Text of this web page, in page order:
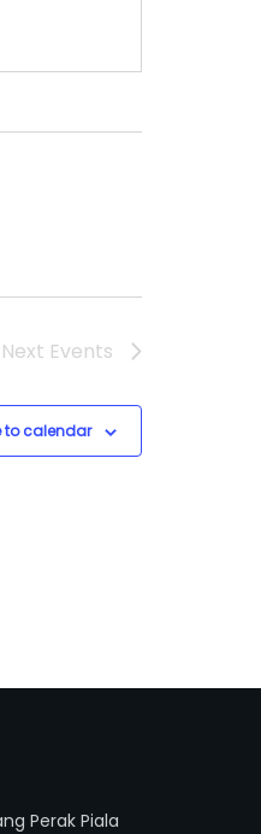
Next Events
to calendar
Perak Piala